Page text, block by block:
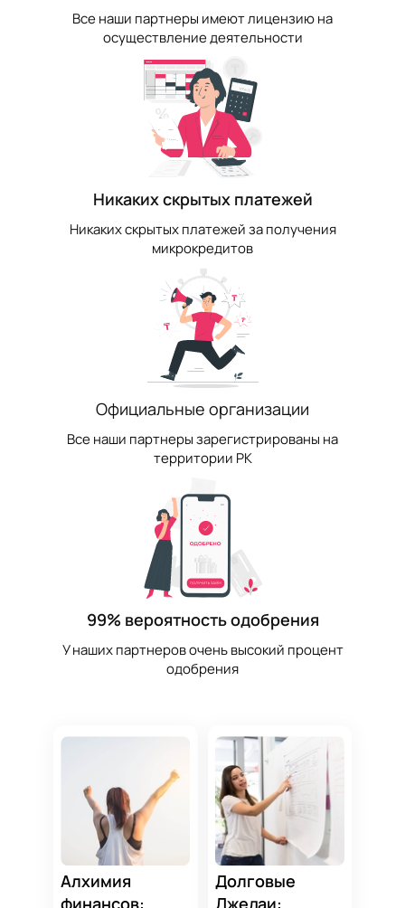
Все наши партнеры имеют лицензию на
осуществление деятельности
Никаких скрытых платежей
Никаких скрытых платежей за получения
микрокредитов
Официальные организации
Все наши партнеры зарегистрированы на
территории РК
99% вероятность одобрения
У наших партнеров очень высокий процент
одобрения
Алхимия
финансов:
Долговые
Джедаи: